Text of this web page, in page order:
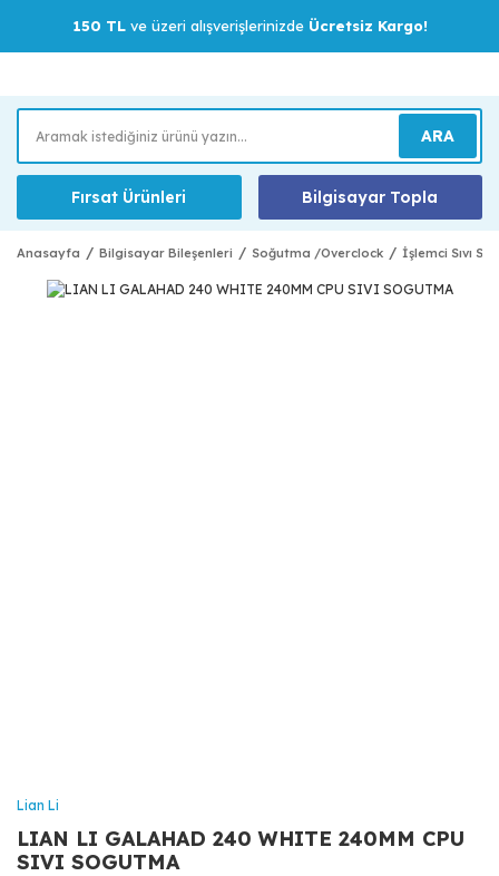
150 TLve üzeri alışverişlerinizde Ücretsiz Kargo!
ARA
Fırsat Ürünleri Bilgisayar Topla
Anasayfa Bilgisayar Bileşenleri Soğutma /Overclock İşlemci Sıvı
Lian Li
LIAN LI GALAHAD 240 WHITE 240MM CPU
SIVI SOGUTMA